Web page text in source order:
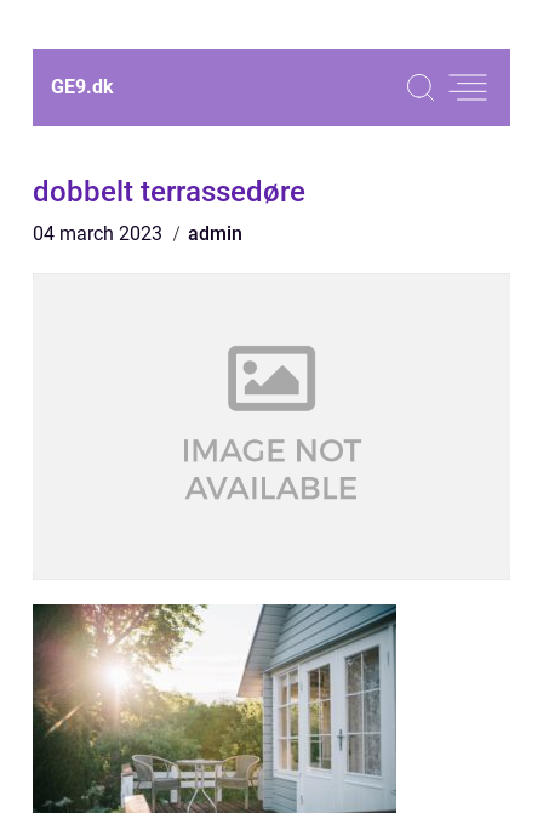
GE9.dk
dobbelt terrassedøre
04 march 2023 admin